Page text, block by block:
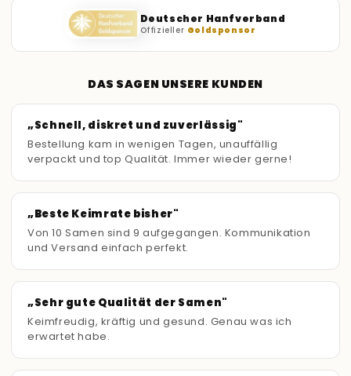
Deutscher Hanfverband
Offizieller Goldsponsor
DAS SAGEN UNSERE KUNDEN
„Schnell, diskret und zuverlässig"
Bestellung kam in wenigen Tagen, unauffällig
verpackt und top Qualität. Immer wieder gerne!
„Beste Keimrate bisher"
Von 10 Samen sind 9 aufgegangen. Kommunikation
und Versand einfach perfekt.
„Sehr gute Qualität der Samen"
Keimfreudig, kräftig und gesund. Genau was ich
erwartet habe.